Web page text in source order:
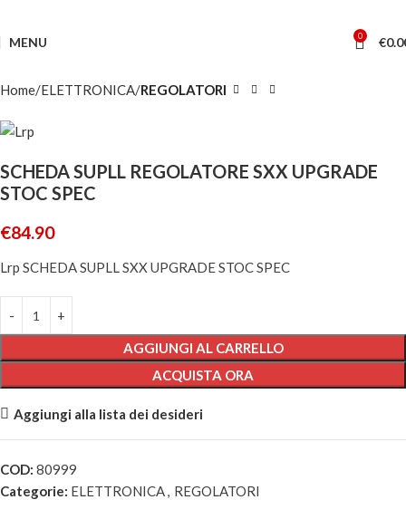
MENU 0 €
Home ELETTRONICA REGOLATORI
SCHEDA SUPLL REGOLATORE SXX UPGRADE
STOC SPEC
€84.90
Lrp SCHEDA SUPLL SXX UPGRADE STOC SPEC
AGGIUNGI AL CARRELLO
ACQUISTA ORA
Aggiungi alla lista dei desideri
COD: 80999
Categorie: ELETTRONICA, REGOLATORI